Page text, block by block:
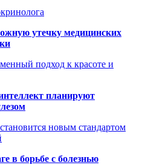
утечку медицинских
подход к красоте и
планируют
новым стандартом
в борьбе с болезнью